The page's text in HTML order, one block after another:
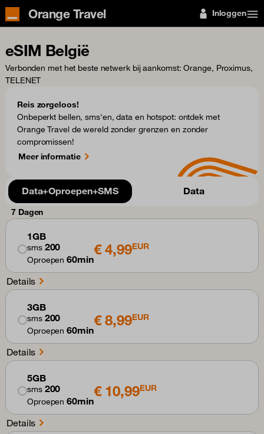
Orange Travel Inloggen
eSIM België
Verbonden met het beste netwerk bij aankomst: Orange, Proximus,
TELENET
Reis zorgeloos!
Onbeperkt bellen, sms'en, data en hotspot: ontdek met
Orange Travel de wereld zonder grenzen en zonder
compromissen!
Meer informatie
Data+Oproepen+SMS Data
7 Dagen
1GB
sms 200
Oproepen60min
€ 4,99EUR
Details
3GB
sms 200
Oproepen60min
€ 8,99EUR
Details
5GB
sms 200
Oproepen60min
€ 10,99EUR
Details